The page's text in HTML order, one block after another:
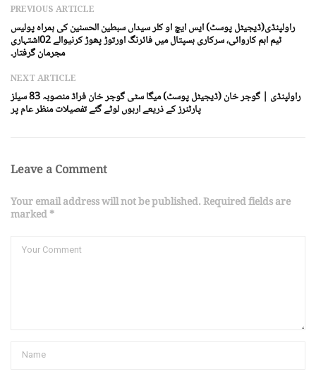
PREVIOUS ARTICLE
راولپنڈی(ڈیجیٹل پوسٹ) ایس ایچ او کلر سیداں سبطین الحسنین کی ہمراہ پولیس
ٹیم اہم کاروائی، سرکاری ہسپتال میں فائرنگ اورتوڑ پھوڑ کرنیوالے 02اشتہاری
مجرمان گرفتار۔
NEXT ARTICLE
راولپنڈی | گوجر خان (ڈیجیٹل پوسٹ) میگا سٹی گوجر خان فراڈ منصوبہ 83 سیلز
پارٹنرز کے ذریعے اربوں لوٹے گئے تفصیلات منظر عام پر
Leave a Comment
Your email address will not be published. Required fields are
marked *